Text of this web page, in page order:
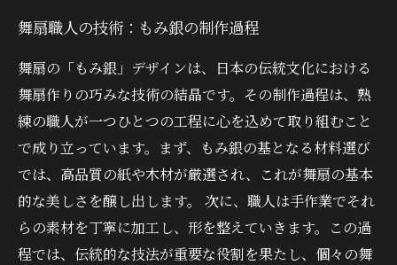
舞扇職人の技術：もみ銀の制作過程
舞扇の「もみ銀」デザインは、日本の伝統文化における
舞扇作りの巧みな技術の結晶です。その制作過程は、熟
練の職人が一つひとつの工程に心を込めて取り組むこと
で成り立っています。まず、もみ銀の基となる材料選び
では、高品質の紙や木材が厳選され、これが舞扇の基本
的な美しさを醸し出します。 次に、職人は手作業でそれ
らの素材を丁寧に加工し、形を整えていきます。この過
程では、伝統的な技法が重要な役割を果たし、個々の舞